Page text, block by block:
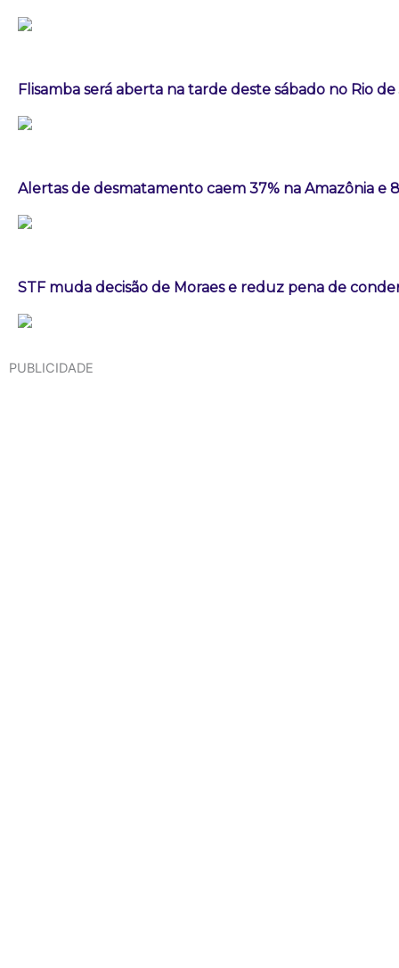
Flisamba será aberta na tarde deste sábado no Rio
Alertas de desmatamento caem 37% na Amazônia e
STF muda decisão de Moraes e reduz pena de
PUBLICIDADE